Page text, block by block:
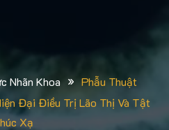
Nhãn Khoa » Phẫu Thuật
Đại Điều Trị Lão Thị Và Tật
Xạ